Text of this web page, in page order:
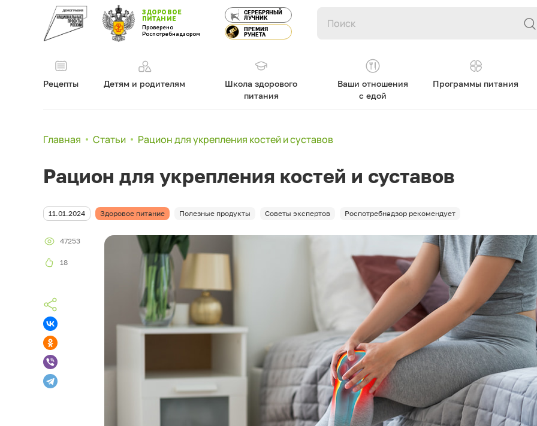
ЗДОРОВОЕ
ПИТАНИЕ
Проверено
Роспотребнадзором
СЕРЕБРЯНЫЙ
ЛУЧНИК
ПРЕМИЯ
РУНЕТА
Рецепты Детям и родителям
Школа здорового
питания
Ваши отношения
с едой
Программы питания
Главная Статьи Рацион для укрепления костей и суставов
Рацион для укрепления костей и суставов
11.01.2024 Здоровое питание Полезные продукты Советы экспертов Роспотребнадзор рекомендует
47253
18